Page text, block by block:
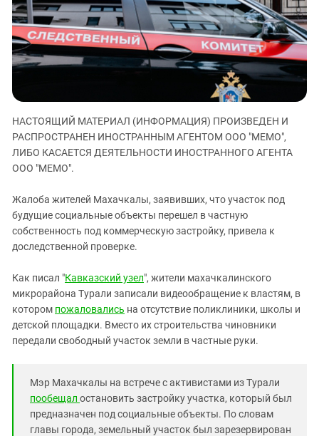
ЗАСТАВЛЯЕТ
КАВКАЗ ЗА ПАЛЕСТИНУ
ИНАКОМЫСЛИЕ В ЧЕЧНЕ
ПРЕСЛЕДОВАНИЕ АКТИВИСТОВ
МОБИЛИЗАЦИЯ И ПРОТЕСТЫ
Дагестан
Ингушетия
Кабардино-Балкария
Карачаево-Черкесия
Краснодарский край
Российская Федерация
Северная Осетия - Алания
СКФО
Ставропольский край
Чечня
Южная Осетия
Южный Кавказ
ЮФО
НАСТОЯЩИЙ МАТЕРИАЛ (ИНФОРМАЦИЯ) ПРОИЗВЕДЕН И
РАСПРОСТРАНЕН ИНОСТРАННЫМ АГЕНТОМ ООО "МЕМО",
ЛИБО КАСАЕТСЯ ДЕЯТЕЛЬНОСТИ ИНОСТРАННОГО АГЕНТА
ООО "МЕМО".
Жалоба жителей Махачкалы, заявивших, что участок под
будущие социальные объекты перешел в частную
собственность под коммерческую застройку, привела к
доследственной проверке.
Как писал "Кавказский узел", жители махачкалинского
микрорайона Турали записали видеообращение к властям, в
котором пожаловались на отсутствие поликлиники, школы и
детской площадки. Вместо их строительства чиновники
передали свободный участок земли в частные руки.
Мэр Махачкалы на встрече с активистами из Турали
пообещал остановить застройку участка, который был
предназначен под социальные объекты. По словам
главы города, земельный участок был зарезервирован